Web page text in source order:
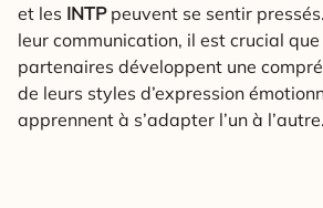
et les INTPpeuvent se sentir
leur communication, il est crucial
partenaires développent une
de leurs styles d’expression
apprennent à s’adapter l’un à l’autre.